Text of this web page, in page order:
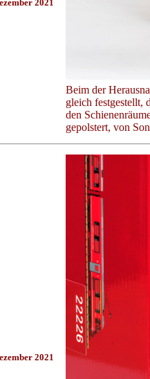
2021
Beim der
gleich festgestellt,
den
gepolstert, von
2021